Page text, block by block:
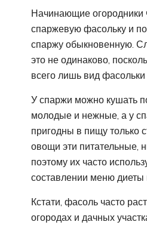
Начинающие огородники
спаржевую фасольку и
спаржу обыкновенную.
это не одинаково,
всего лишь вид фасольки
У спаржи можно кушать
молодые и нежные, а у
пригодны в пищу только
овощи эти питательные,
поэтому их часто
составлении меню диеты
Кстати, фасоль часто
огородах и дачных